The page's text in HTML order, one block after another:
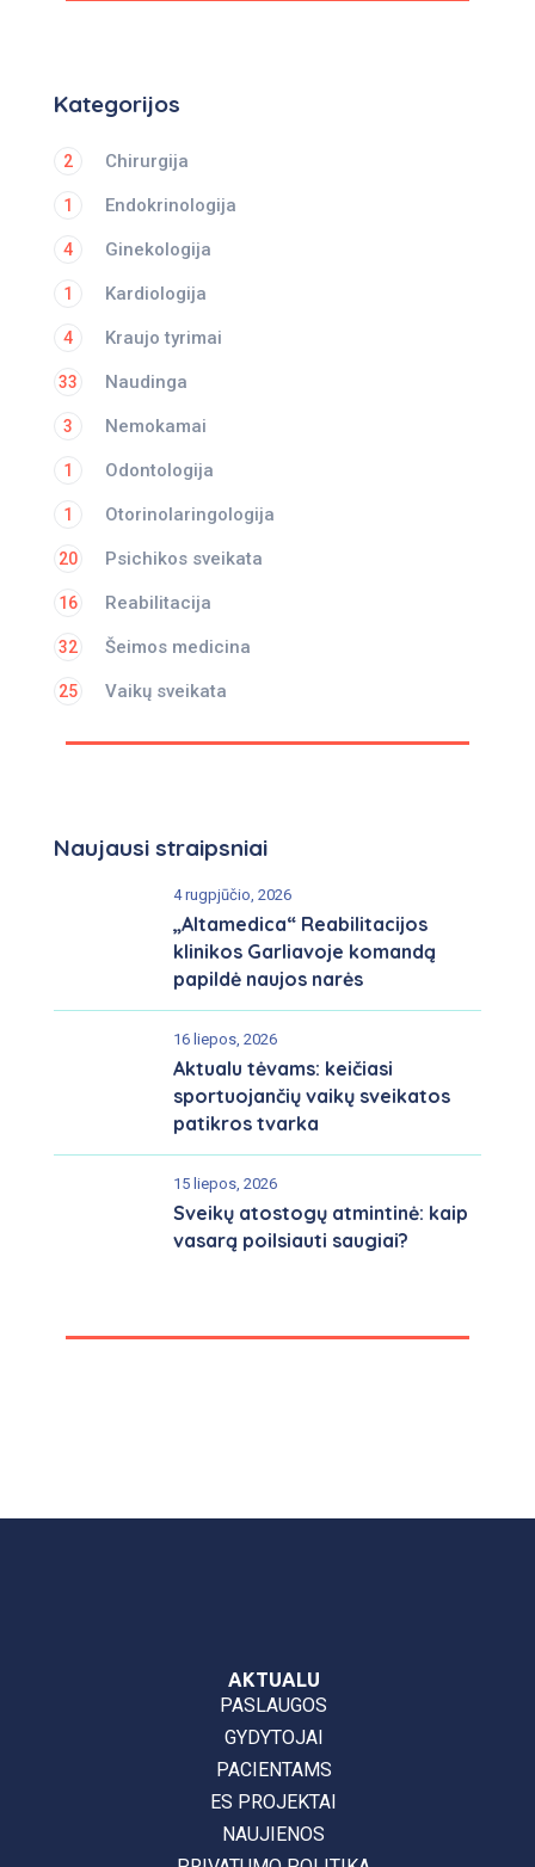
Kategorijos
Chirurgija
2
Endokrinologija
1
Ginekologija
4
Kardiologija
1
Kraujo tyrimai
4
Naudinga
33
Nemokamai
3
Odontologija
1
Otorinolaringologija
1
Psichikos sveikata
20
Reabilitacija
16
Šeimos medicina
32
Vaikų sveikata
25
Naujausi straipsniai
4 rugpjūčio, 2026
„Altamedica“ Reabilitacijos
klinikos Garliavoje komandą
papildė naujos narės
16 liepos, 2026
Aktualu tėvams: keičiasi
sportuojančių vaikų sveikatos
patikros tvarka
15 liepos, 2026
Sveikų atostogų atmintinė: kaip
vasarą poilsiauti saugiai?
AKTUALU
PASLAUGOS
GYDYTOJAI
PACIENTAMS
ES PROJEKTAI
NAUJIENOS